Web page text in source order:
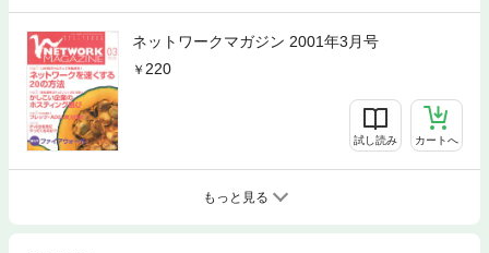
ネットワークマガジン 2001年3月号
220
試し読み カートへ
もっと見る